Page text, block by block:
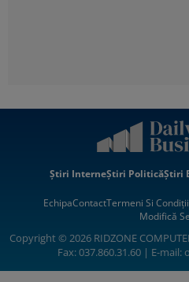
Știri InterneȘtiri PoliticăȘtiri
EchipaContactTermeni Si Condiții
Modifică
Copyright © 2026 RIDZONE
Fax: 037.860.31.60 | E-mail: